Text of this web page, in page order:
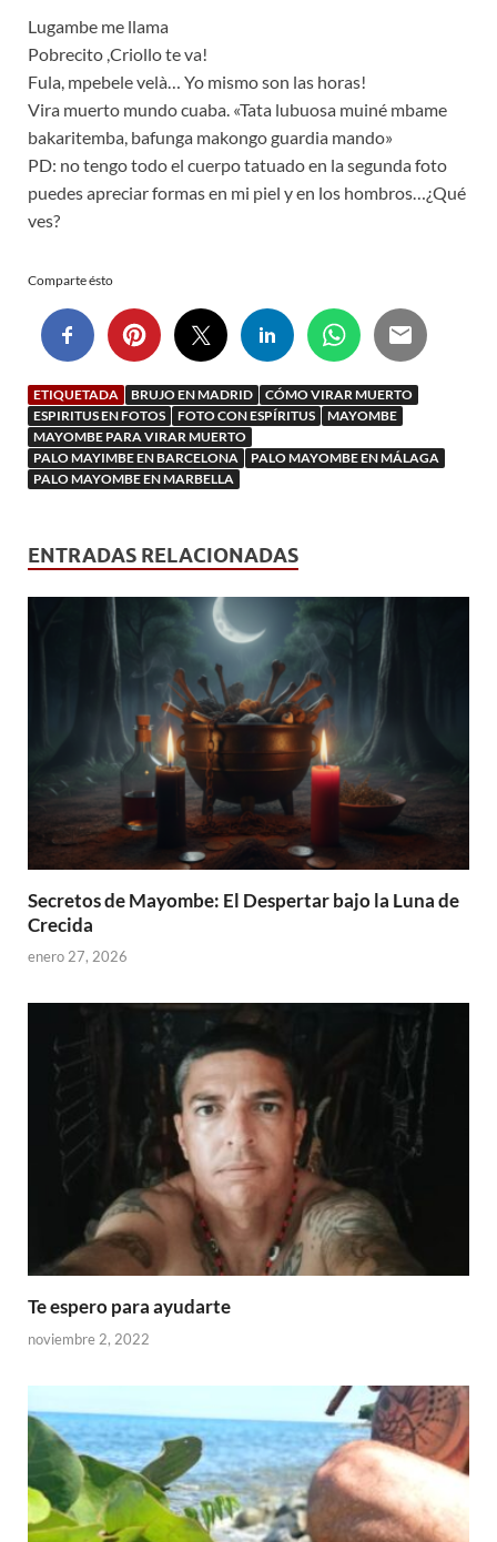
Lugambe me llama
Pobrecito ,Criollo te va!
Fula, mpebele velà… Yo mismo son las horas!
Vira muerto mundo cuaba. «Tata lubuosa muiné mbame
bakaritemba, bafunga makongo guardia mando»
PD: no tengo todo el cuerpo tatuado en la segunda foto
puedes apreciar formas en mi piel y en los hombros…¿Qué
ves?
Comparte ésto
ETIQUETADA BRUJO EN MADRID
CÓMO VIRAR MUERTO
ESPIRITUS EN FOTOS
FOTO CON ESPÍRITUS
MAYOMBE
MAYOMBE PARA VIRAR MUERTO
PALO MAYIMBE EN BARCELONA
PALO MAYOMBE EN MÁLAGA
PALO MAYOMBE EN MARBELLA
ENTRADAS RELACIONADAS
Secretos de Mayombe: El Despertar bajo la Luna de
Crecida
enero 27, 2026
Te espero para ayudarte
noviembre 2, 2022